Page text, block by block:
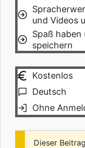
und Videos
Spaß
speichern
Kostenlos
Deutsch
Ohne
Dieser